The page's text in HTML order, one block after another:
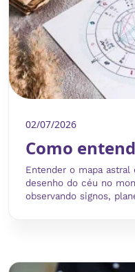
02/07/2026
Como
Entender o mapa
desenho do céu no
observando signos,